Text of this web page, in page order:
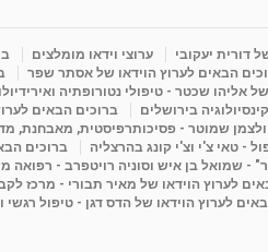
דורית יעקובי ערוצי וידאו מומלצים
הבאים לערוץ הוידאו של אסתר שפר
אליהו שכטר - טיפולי נטורופתיה
בירושלים
ברוכים הבאים
שמוטר - פסיכותרפיסטית, מאבחנת,
- טאי צ'י וצ'י קונג בהרצליה
ברוכים
- שמואל בן איש וסוניה רויטפרב - רפואה
לערוץ הוידאו של מאיר תבורי - מרכז
לערוץ הוידאו של הדס דגן - טיפול